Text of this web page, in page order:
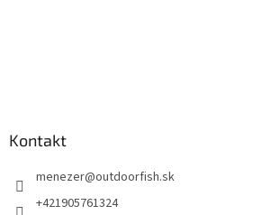
Kontakt
menezer@outdoorfish.sk
+421905761324